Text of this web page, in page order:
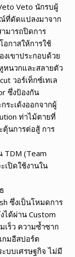
Veto นักรบผู้
ที่ดัดแปลงมาจาก
มารถปิดการ
อกาสให้การใช้
เขาประกอบด้วย
หนวกและสลายตัว
วอร์เท็กซ์เทเล
ซึ่งป้องกัน
ระเด้งออกจากผู้
ท่าไม้ตายที่
ตุ้นการต่อสู้ การ
TDM (Team
เปิดใช้งานใน
ซึ่งเป็นโหมดการ
ได้ผ่าน Custom
เร็ว ความซ้ำซาก
กมอีสปอร์ต
ะบบเศรษฐกิจ ไม่มี